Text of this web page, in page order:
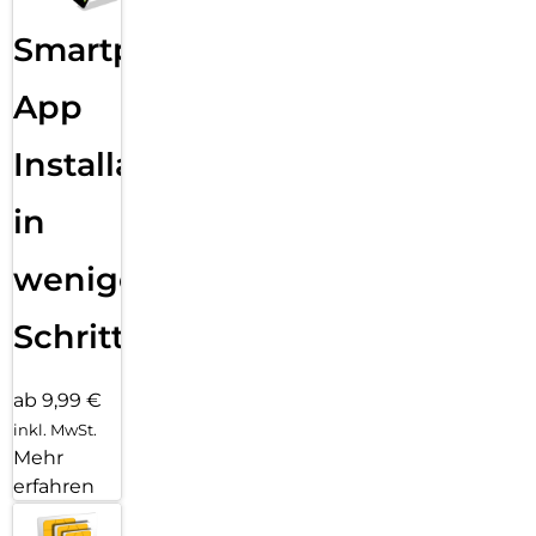
Sende eine Textnachricht, ruf jemanden an, lade Musik und
Podcasts und kontaktiere den Notruf – alles ohne dein
iPhone. Und jetzt bist du mit schnellem 5G unterwegs noch
Smartphone
App
Installation
in
wenigen
Schritten
ab 9,99 €
inkl. MwSt.
Mehr
erfahren